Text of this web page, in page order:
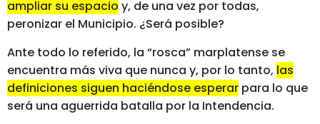
ampliar su espacio y, de una vez por todas,
peronizar el Municipio. ¿Será posible?
Ante todo lo referido, la “rosca” marplatense se
encuentra más viva que nunca y, por lo tanto, las
definiciones siguen haciéndose esperar para lo que
será una aguerrida batalla por la Intendencia.